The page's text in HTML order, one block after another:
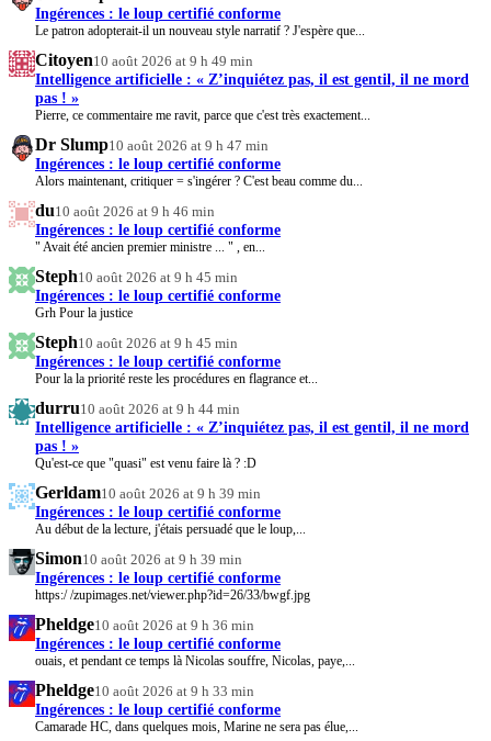
Ingérences : le loup certifié conforme
Le patron adopterait-il un nouveau style narratif ? J'espère que...
Citoyen10 août 2026 at 9 h 49 min
Intelligence artificielle : « Z’inquiétez pas, il est gentil, il ne mord
pas ! »
Pierre, ce commentaire me ravit, parce que c'est très exactement...
Dr Slump10 août 2026 at 9 h 47 min
Ingérences : le loup certifié conforme
Alors maintenant, critiquer = s'ingérer ? C'est beau comme du...
du10 août 2026 at 9 h 46 min
Ingérences : le loup certifié conforme
" Avait été ancien premier ministre ... " , en...
Steph10 août 2026 at 9 h 45 min
Ingérences : le loup certifié conforme
Grh Pour la justice
Steph10 août 2026 at 9 h 45 min
Ingérences : le loup certifié conforme
Pour la la priorité reste les procédures en flagrance et...
durru10 août 2026 at 9 h 44 min
Intelligence artificielle : « Z’inquiétez pas, il est gentil, il ne mord
pas ! »
Qu'est-ce que "quasi" est venu faire là ? :D
Gerldam10 août 2026 at 9 h 39 min
Ingérences : le loup certifié conforme
Au début de la lecture, j'étais persuadé que le loup,...
Simon10 août 2026 at 9 h 39 min
Ingérences : le loup certifié conforme
https:/ /zupimages.net/viewer.php?id=26/33/bwgf.jpg
Pheldge10 août 2026 at 9 h 36 min
Ingérences : le loup certifié conforme
ouais, et pendant ce temps là Nicolas souffre, Nicolas, paye,...
Pheldge10 août 2026 at 9 h 33 min
Ingérences : le loup certifié conforme
Camarade HC, dans quelques mois, Marine ne sera pas élue,...